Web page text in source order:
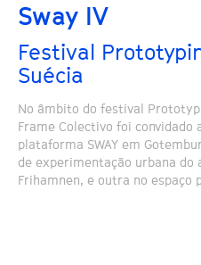
Sway IV
Festival
Suécia
No âmbito do festival
Frame Colectivo foi convidado
plataforma SWAY em
de experimentação urbana do
Frihamnen, e outra no espaço